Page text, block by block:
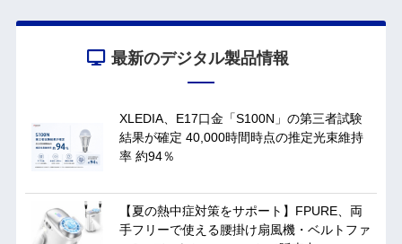
最新のデジタル製品情報
XLEDIA、E17口金「S100N」の第三者試験
結果が確定 40,000時間時点の推定光束維持
率 約94％
【夏の熱中症対策をサポート】FPURE、両
手フリーで使える腰掛け扇風機・ベルトファ